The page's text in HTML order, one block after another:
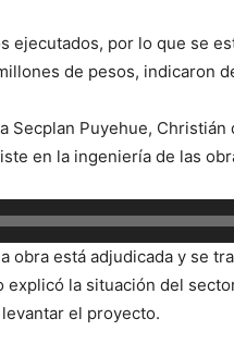
ejecutados, por lo que se
de pesos, indicaron
Secplan Puyehue,
en la ingeniería de las
obra está adjudicada y se
explicó la situación del
el proyecto.